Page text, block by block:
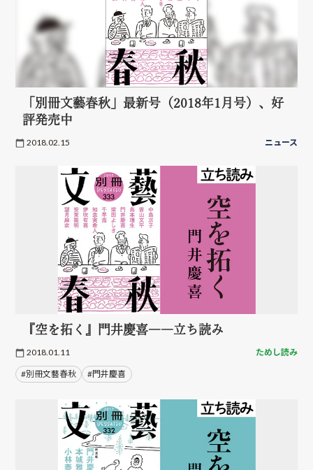
「別冊文藝春秋」最新号（2018年1月号）、好
評発売中
2018.02.15 ニュース
『空を拓く』門井慶喜――立ち読み
2018.01.11 ためし読み
#別冊文藝春秋 #門井慶喜